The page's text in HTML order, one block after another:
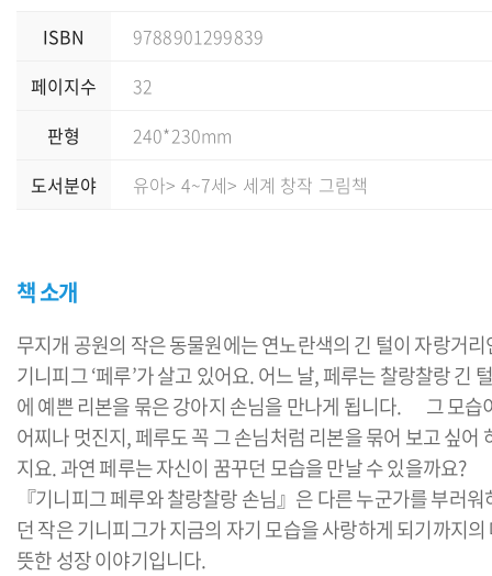
ISBN
9788901299839
페이지수
32
판형
240*230mm
도서분야
유아> 4~7세> 세계 창작 그림책
책 소개
무지개 공원의 작은 동물원에는 연노란색의 긴 털이 자랑거리
기니피그 ‘페루’가 살고 있어요. 어느 날, 페루는 찰랑찰랑 긴
에 예쁜 리본을 묶은 강아지 손님을 만나게 됩니다. 그 모습
어찌나 멋진지, 페루도 꼭 그 손님처럼 리본을 묶어 보고 싶어
지요. 과연 페루는 자신이 꿈꾸던 모습을 만날 수 있을까요?
『기니피그 페루와 찰랑찰랑 손님』은 다른 누군가를 부러워
던 작은 기니피그가 지금의 자기 모습을 사랑하게 되기까지의
뜻한 성장 이야기입니다.